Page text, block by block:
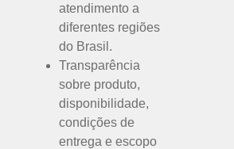
atendimento a
diferentes regiões
do Brasil.
Transparência
sobre produto,
disponibilidade,
condições de
entrega e escopo